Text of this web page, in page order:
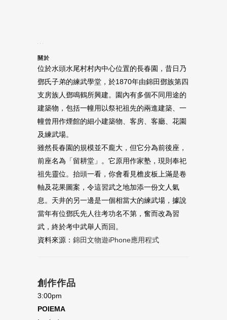
關於
位於水頭水尾村村內中心位置的長春園，昔日乃
鄧氏子弟的練武學堂，於1870年由錦田鄧族第四
支房族人鄧鳴鶴所興建。園內有多個不同用途的
建築物，包括一幢用以祭祀祖先的兩進建築、一
幢曾用作煙館的細小建築物、客房、客廳、花園
及練武場。
雖然長春園的規模並不龐大，但它分為前後座，
前座名為「留耕堂」。它原用作家塾，現則奉祀
祖先靈位。抬頭一看，你會看見檐皮板上滿是卷
軸及花果圖案，令這習武之地加添一份文人氣
息。天井的另一邊是一個相當大的練武場，據說
當年有位鄧氏先人往考功名不第，奮而改為習
武，終於考中武舉人而回。
資料來源： 錦田文物遊iPhone應用程式
創作作品
3:00pm
POIEMA